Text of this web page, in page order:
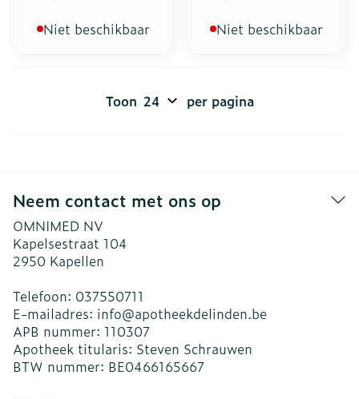
Niet beschikbaar Niet beschikbaar
Toon per pagina
Neem contact met ons op
OMNIMED NV
Kapelsestraat 104
2950 Kapellen
Telefoon: 037550711
E-mailadres: info@apotheekdelinden.be
APB nummer: 110307
Apotheek titularis: Steven Schrauwen
BTW nummer: BE0466165667